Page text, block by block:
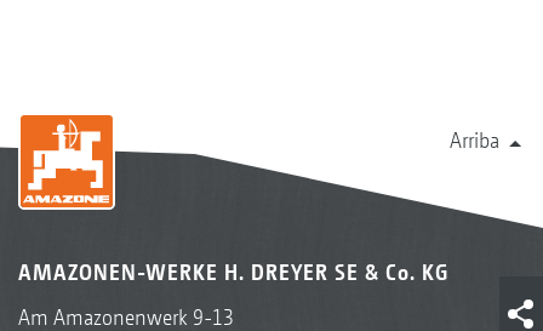
Arriba
AMAZONEN-WERKE H. DREYER SE & Co. KG
Am Amazonenwerk 9-13